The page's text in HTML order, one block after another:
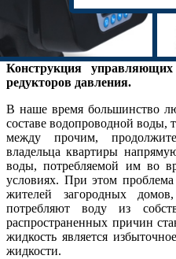
Конструкция
редукторов давления.
В наше время большинство
составе водопроводной воды,
между прочим,
владельца квартиры
воды, потребляемой им во
условиях. При этом
жителей загородных
потребляют воду из
распространенных причин
жидкость является
жидкости.